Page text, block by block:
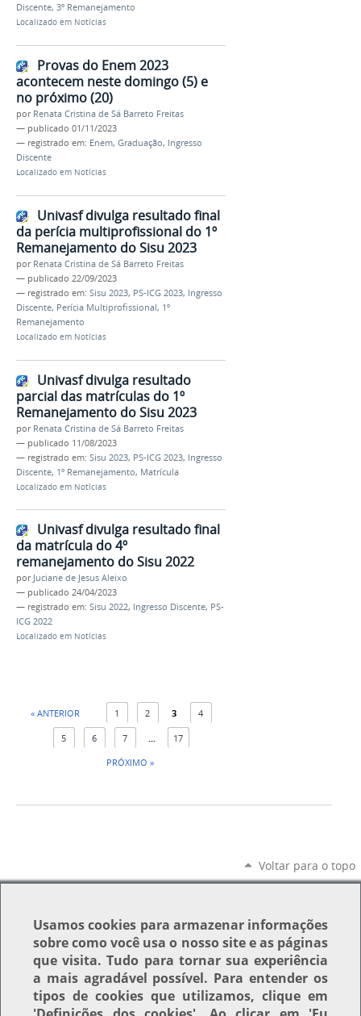
Discente, 3º Remanejamento
Localizado em Notícias
Provas do Enem 2023
acontecem neste domingo (5) e
no próximo (20)
por Renata Cristina de Sá Barreto Freitas
— publicado 01/11/2023
— registrado em: Enem, Graduação, Ingresso
Discente
Localizado em Notícias
Univasf divulga resultado final
da perícia multiprofissional do 1º
Remanejamento do Sisu 2023
por Renata Cristina de Sá Barreto Freitas
— publicado 22/09/2023
— registrado em: Sisu 2023, PS-ICG 2023, Ingresso
Discente, Perícia Multiprofissional, 1º
Remanejamento
Localizado em Notícias
Univasf divulga resultado
parcial das matrículas do 1º
Remanejamento do Sisu 2023
por Renata Cristina de Sá Barreto Freitas
— publicado 11/08/2023
— registrado em: Sisu 2023, PS-ICG 2023, Ingresso
Discente, 1º Remanejamento, Matrícula
Localizado em Notícias
Univasf divulga resultado final
da matrícula do 4º
remanejamento do Sisu 2022
por Juciane de Jesus Aleixo
— publicado 24/04/2023
— registrado em: Sisu 2022, Ingresso Discente, PS-
ICG 2022
Localizado em Notícias
« ANTERIOR 1 2 3 4
5 6 7 ...
17
PRÓXIMO »
Voltar para o topo
Usamoscookies para armazenar informações
sobre como você usa o nosso site e as páginas
que visita. Tudo para tornar sua experiência
a mais agradável possível. Para entender os
tipos de cookies que utilizamos, clique em